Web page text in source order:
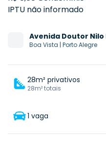
IPTU não informado
Avenida Doutor Nilo
Boa Vista | Porto Alegre
28m² privativos
28m² totais
1 vaga